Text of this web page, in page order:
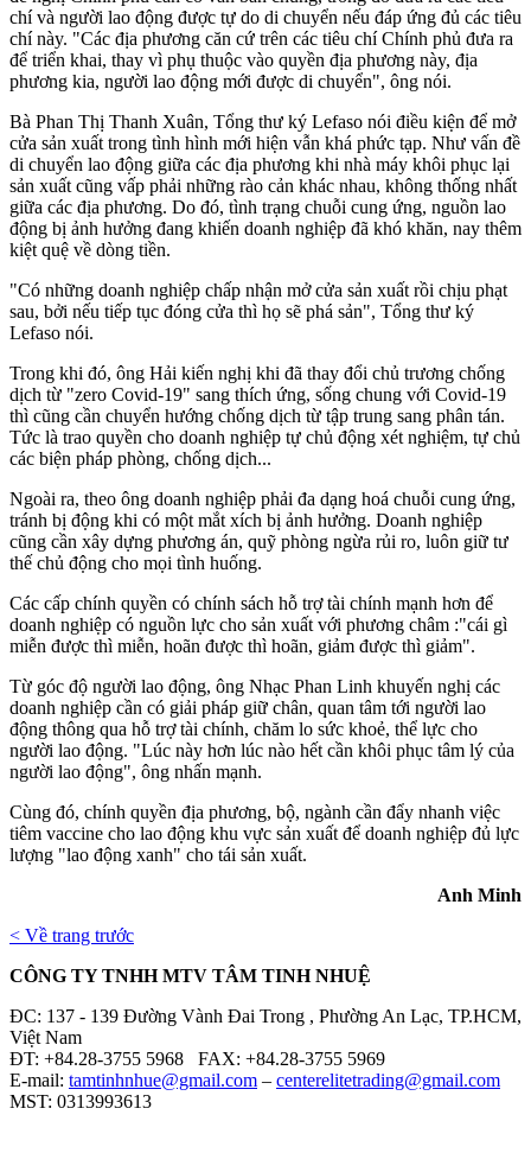
chí và người lao động được tự do di chuyển nếu đáp ứng đủ các tiêu
chí này. "Các địa phương căn cứ trên các tiêu chí Chính phủ đưa ra
để triển khai, thay vì phụ thuộc vào quyền địa phương này, địa
phương kia, người lao động mới được di chuyển", ông nói.
Bà Phan Thị Thanh Xuân, Tổng thư ký Lefaso nói điều kiện để mở
cửa sản xuất trong tình hình mới hiện vẫn khá phức tạp. Như vấn đề
di chuyển lao động giữa các địa phương khi nhà máy khôi phục lại
sản xuất cũng vấp phải những rào cản khác nhau, không thống nhất
giữa các địa phương. Do đó, tình trạng chuỗi cung ứng, nguồn lao
động bị ảnh hưởng đang khiến doanh nghiệp đã khó khăn, nay thêm
kiệt quệ về dòng tiền.
"Có những doanh nghiệp chấp nhận mở cửa sản xuất rồi chịu phạt
sau, bởi nếu tiếp tục đóng cửa thì họ sẽ phá sản", Tổng thư ký
Lefaso nói.
Trong khi đó, ông Hải kiến nghị khi đã thay đổi chủ trương chống
dịch từ "zero Covid-19" sang thích ứng, sống chung với Covid-19
thì cũng cần chuyển hướng chống dịch từ tập trung sang phân tán.
Tức là trao quyền cho doanh nghiệp tự chủ động xét nghiệm, tự chủ
các biện pháp phòng, chống dịch...
Ngoài ra, theo ông doanh nghiệp phải đa dạng hoá chuỗi cung ứng,
tránh bị động khi có một mắt xích bị ảnh hưởng. Doanh nghiệp
cũng cần xây dựng phương án, quỹ phòng ngừa rủi ro, luôn giữ tư
thế chủ động cho mọi tình huống.
Các cấp chính quyền có chính sách hỗ trợ tài chính mạnh hơn để
doanh nghiệp có nguồn lực cho sản xuất với phương châm :"cái gì
miễn được thì miễn, hoãn được thì hoãn, giảm được thì giảm".
Từ góc độ người lao động, ông Nhạc Phan Linh khuyến nghị các
doanh nghiệp cần có giải pháp giữ chân, quan tâm tới người lao
động thông qua hỗ trợ tài chính, chăm lo sức khoẻ, thể lực cho
người lao động. "Lúc này hơn lúc nào hết cần khôi phục tâm lý của
người lao động", ông nhấn mạnh.
Cùng đó, chính quyền địa phương, bộ, ngành cần đẩy nhanh việc
tiêm vaccine cho lao động khu vực sản xuất để doanh nghiệp đủ lực
lượng "lao động xanh" cho tái sản xuất.
Anh Minh
< Về trang trước
CÔNG TY TNHH MTV TÂM TINH NHUỆ
ĐC: 137 - 139 Đường Vành Đai Trong , Phường An Lạc, TP.HCM,
Việt Nam
ĐT: +84.28-3755 5968 FAX: +84.28-3755 5969
E-mail: tamtinhnhue@gmail.com – centerelitetrading@gmail.com
MST: 0313993613